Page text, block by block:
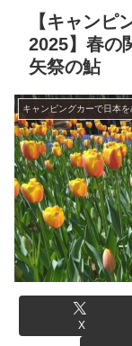
【キャンピ
2025】春
矢祭の鮎
キャンピングカーで日本
X